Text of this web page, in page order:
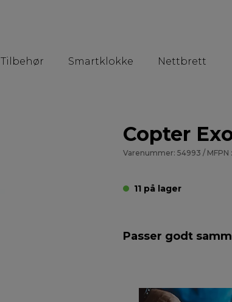
Tilbehør Smartklokke Nettbrett
Copter
Varenummer: 54993 / MFPN
11 på lager
Passer godt